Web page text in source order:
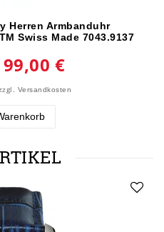
Herren Armbanduhr
Swiss Made 7043.9137
€
Versandkosten